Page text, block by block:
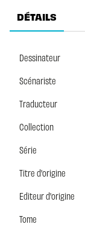
DÉTAILS
Dessinateur
Scénariste
Traducteur
Collection
Série
Titre d'origine
Editeur d'origine
Tome